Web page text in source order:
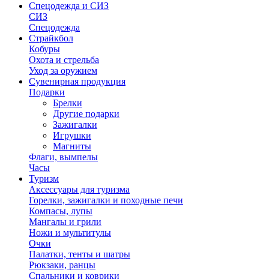
Спецодежда и СИЗ
СИЗ
Спецодежда
Страйкбол
Кобуры
Охота и стрельба
Уход за оружием
Сувенирная продукция
Подарки
Брелки
Другие подарки
Зажигалки
Игрушки
Магниты
Флаги, вымпелы
Часы
Туризм
Аксессуары для туризма
Горелки, зажигалки и походные печи
Компасы, лупы
Мангалы и грили
Ножи и мультитулы
Очки
Палатки, тенты и шатры
Рюкзаки, ранцы
Спальники и коврики